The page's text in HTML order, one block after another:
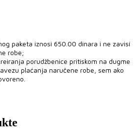
paketa iznosi 650.00 dinara i ne zavisi
robe;
porudžbenice pritiskom na dugme
plaćanja naručene robe, sem ako